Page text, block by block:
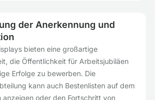
der Anerkennung und
bieten eine großartige
die Öffentlichkeit für Arbeitsjubiläen
Erfolge zu bewerben. Die
kann auch Bestenlisten auf dem
anzeigen oder den Fortschritt von